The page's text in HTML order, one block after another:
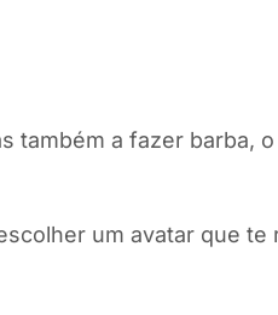
também a fazer barba, o
um avatar que